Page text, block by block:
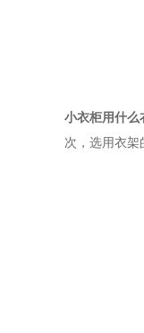
小衣柜用什么
次，选用衣架